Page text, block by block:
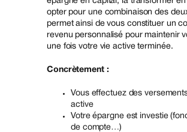
opter pour une combinaison des
permet ainsi de vous constituer un
revenu personnalisé pour maintenir
une fois votre vie active terminée.
Concrètement :
Vous effectuez des
active
Votre épargne est investie
de compte…)